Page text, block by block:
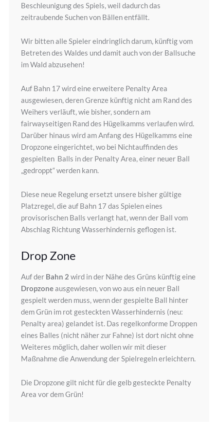
Beschleunigung des Spiels, weil dadurch das
zeitraubende Suchen von Bällen entfällt.
Wir bitten alle Spieler eindringlich darum, künftig vom
Betreten des Waldes und damit auch von der Ballsuche
im Wald abzusehen!
Auf Bahn 17 wird eine erweitere Penalty Area
ausgewiesen, deren Grenze künftig nicht am Rand des
Weihers verläuft, wie bisher, sondern am
fairwayseitigen Rand des Hügelkamms verlaufen wird.
Darüber hinaus wird am Anfang des Hügelkamms eine
Dropzone eingerichtet, wo bei Nichtauffinden des
gespielten Balls in der Penalty Area, einer neuer Ball
„gedroppt“ werden kann.
Diese neue Regelung ersetzt unsere bisher gültige
Platzregel, die auf Bahn 17 das Spielen eines
provisorischen Balls verlangt hat, wenn der Ball vom
Abschlag Richtung Wasserhindernis geflogen ist.
Drop Zone
Auf der Bahn 2 wird in der Nähe des Grüns künftig eine
Dropzoneausgewiesen, von wo aus ein neuer Ball
gespielt werden muss, wenn der gespielte Ball hinter
dem Grün im rot gesteckten Wasserhindernis (neu:
Penalty area) gelandet ist. Das regelkonforme Droppen
eines Balles (nicht näher zur Fahne) ist dort nicht ohne
Weiteres möglich, daher wollen wir mit dieser
Maßnahme die Anwendung der Spielregeln erleichtern.
Die Dropzone gilt nicht für die gelb gesteckte Penalty
Area vor dem Grün!